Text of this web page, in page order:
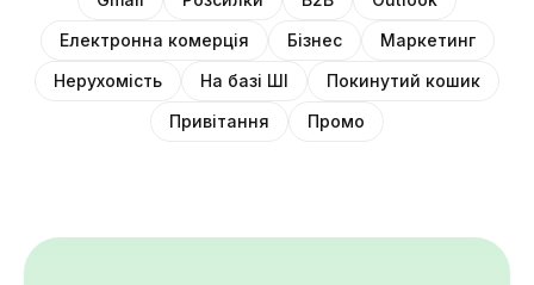
Електронна комерція
Бізнес
Маркетинг
Нерухомість
На базі ШІ
Покинутий кошик
Привітання
Промо